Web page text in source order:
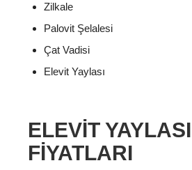
Zilkale
Palovit Şelalesi
Çat Vadisi
Elevit Yaylası
ELEVIT
FIYATLARI